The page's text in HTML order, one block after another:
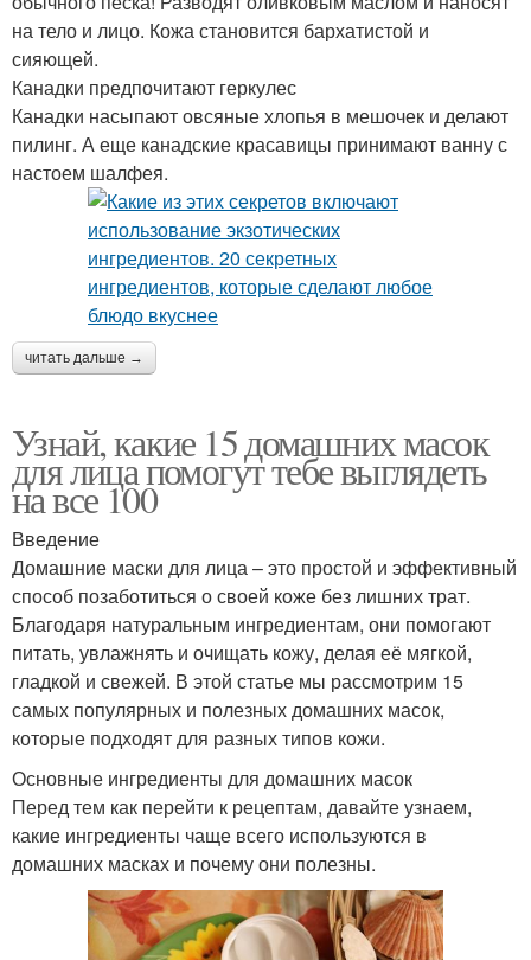
на тело и лицо. Кожа становится бархатистой и
сияющей.
Канадки предпочитают геркулес
Канадки насыпают овсяные хлопья в мешочек и делают
пилинг. А еще канадские красавицы принимают ванну с
настоем шалфея.
читать дальше →
Узнай, какие 15 домашних масок
для лица помогут тебе выглядеть
на все 100
Введение
Домашние маски для лица – это простой и эффективный
способ позаботиться о своей коже без лишних трат.
Благодаря натуральным ингредиентам, они помогают
питать, увлажнять и очищать кожу, делая её мягкой,
гладкой и свежей. В этой статье мы рассмотрим 15
самых популярных и полезных домашних масок,
которые подходят для разных типов кожи.
Основные ингредиенты для домашних масок
Перед тем как перейти к рецептам, давайте узнаем,
какие ингредиенты чаще всего используются в
домашних масках и почему они полезны.